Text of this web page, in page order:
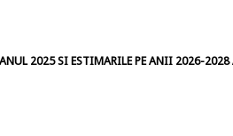
2025 SI ESTIMARILE PE ANII 2026-2028